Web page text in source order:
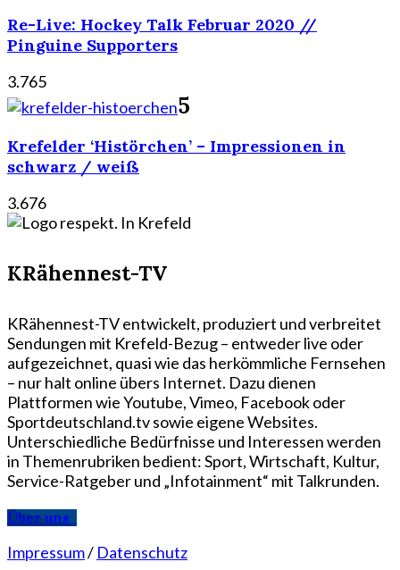
Re-Live: Hockey Talk Februar 2020 //
Pinguine Supporters
3.765
5
Krefelder ‘Histörchen’ – Impressionen in
schwarz / weiß
3.676
KRähennest-TV
KRähennest-TV entwickelt, produziert und verbreitet
Sendungen mit Krefeld-Bezug – entweder live oder
aufgezeichnet, quasi wie das herkömmliche Fernsehen
– nur halt online übers Internet. Dazu dienen
Plattformen wie Youtube, Vimeo, Facebook oder
Sportdeutschland.tv sowie eigene Websites.
Unterschiedliche Bedürfnisse und Interessen werden
in Themenrubriken bedient: Sport, Wirtschaft, Kultur,
Service-Ratgeber und „Infotainment“ mit Talkrunden.
Über uns
Impressum/ Datenschutz